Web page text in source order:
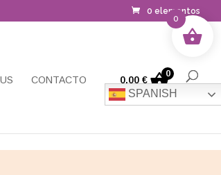
0 elementos
CONTACTO
SPANISH
0,00 €
0
0